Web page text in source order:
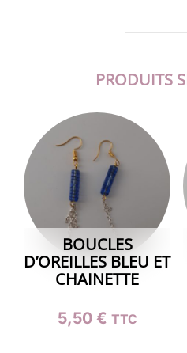
PRODUITS
BOUCLES
D’OREILLES BLEU ET
CHAINETTE
5,50 € TTC